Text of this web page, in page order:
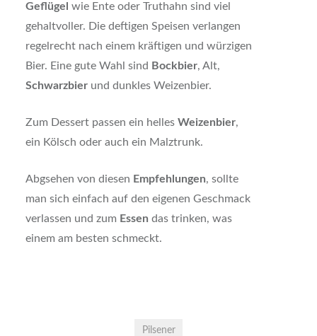
Geflügel wie Ente oder Truthahn sind viel
gehaltvoller. Die deftigen Speisen verlangen
regelrecht nach einem kräftigen und würzigen
Bier. Eine gute Wahl sind Bockbier, Alt,
Schwarzbierund dunkles Weizenbier.
Zum Dessert passen ein helles Weizenbier,
ein Kölsch oder auch ein Malztrunk.
Abgsehen von diesen Empfehlungen, sollte
man sich einfach auf den eigenen Geschmack
verlassen und zum Essen das trinken, was
einem am besten schmeckt.
Pilsener